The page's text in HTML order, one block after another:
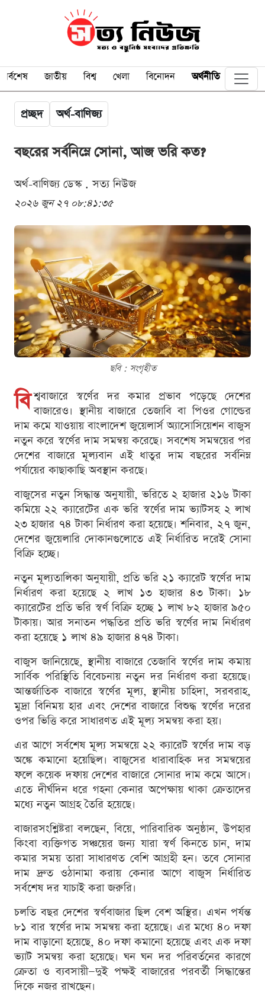
সর্বশেষ জাতীয় বিশ্ব খেলা বিনোদন অর্থনীতি
প্রচ্ছদ অর্থ-বাণিজ্য
বছরের সর্বনিম্নে সোনা, আজ ভরি কত?
অর্থ-বাণিজ্য ডেস্ক . সত্য নিউজ
২০২৬ জুন ২৭ ০৮:৪১:৩৫
ছবি : সংগৃহীত
বি শ্ববাজারে স্বর্ণের দর কমার প্রভাব পড়েছে দেশের
বাজারেও। স্থানীয় বাজারে তেজাবি বা পিওর গোল্ডের
দাম কমে যাওয়ায় বাংলাদেশ জুয়েলার্স অ্যাসোসিয়েশন বাজুস
নতুন করে স্বর্ণের দাম সমন্বয় করেছে। সবশেষ সমন্বয়ের পর
দেশের বাজারে মূল্যবান এই ধাতুর দাম বছরের সর্বনিম্ন
পর্যায়ের কাছাকাছি অবস্থান করছে।
বাজুসের নতুন সিদ্ধান্ত অনুযায়ী, ভরিতে ২ হাজার ২১৬ টাকা
কমিয়ে ২২ ক্যারেটের এক ভরি স্বর্ণের দাম ভ্যাটসহ ২ লাখ
২৩ হাজার ৭৪ টাকা নির্ধারণ করা হয়েছে। শনিবার, ২৭ জুন,
দেশের জুয়েলারি দোকানগুলোতে এই নির্ধারিত দরেই সোনা
বিক্রি হচ্ছে।
নতুন মূল্যতালিকা অনুযায়ী, প্রতি ভরি ২১ ক্যারেট স্বর্ণের দাম
নির্ধারণ করা হয়েছে ২ লাখ ১৩ হাজার ৪৩ টাকা। ১৮
ক্যারেটের প্রতি ভরি স্বর্ণ বিক্রি হচ্ছে ১ লাখ ৮২ হাজার ৯৫০
টাকায়। আর সনাতন পদ্ধতির প্রতি ভরি স্বর্ণের দাম নির্ধারণ
করা হয়েছে ১ লাখ ৪৯ হাজার ৪৭৪ টাকা।
বাজুস জানিয়েছে, স্থানীয় বাজারে তেজাবি স্বর্ণের দাম কমায়
সার্বিক পরিস্থিতি বিবেচনায় নতুন দর নির্ধারণ করা হয়েছে।
আন্তর্জাতিক বাজারে স্বর্ণের মূল্য, স্থানীয় চাহিদা, সরবরাহ,
মুদ্রা বিনিময় হার এবং দেশের বাজারে বিশুদ্ধ স্বর্ণের দরের
ওপর ভিত্তি করে সাধারণত এই মূল্য সমন্বয় করা হয়।
এর আগে সর্বশেষ মূল্য সমন্বয়ে ২২ ক্যারেট স্বর্ণের দাম বড়
অঙ্কে কমানো হয়েছিল। বাজুসের ধারাবাহিক দর সমন্বয়ের
ফলে কয়েক দফায় দেশের বাজারে সোনার দাম কমে আসে।
এতে দীর্ঘদিন ধরে গহনা কেনার অপেক্ষায় থাকা ক্রেতাদের
মধ্যে নতুন আগ্রহ তৈরি হয়েছে।
বাজারসংশ্লিষ্টরা বলছেন, বিয়ে, পারিবারিক অনুষ্ঠান, উপহার
কিংবা ব্যক্তিগত সঞ্চয়ের জন্য যারা স্বর্ণ কিনতে চান, দাম
কমার সময় তারা সাধারণত বেশি আগ্রহী হন। তবে সোনার
দাম দ্রুত ওঠানামা করায় কেনার আগে বাজুস নির্ধারিত
সর্বশেষ দর যাচাই করা জরুরি।
চলতি বছর দেশের স্বর্ণবাজার ছিল বেশ অস্থির। এখন পর্যন্ত
৮১ বার স্বর্ণের দাম সমন্বয় করা হয়েছে। এর মধ্যে ৪০ দফা
দাম বাড়ানো হয়েছে, ৪০ দফা কমানো হয়েছে এবং এক দফা
ভ্যাট সমন্বয় করা হয়েছে। ঘন ঘন দর পরিবর্তনের কারণে
ক্রেতা ও ব্যবসায়ী—দুই পক্ষই বাজারের পরবর্তী সিদ্ধান্তের
দিকে নজর রাখছেন।